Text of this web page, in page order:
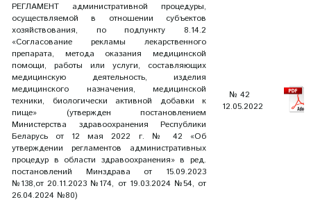
РЕГЛАМЕНТ административной процедуры,
осуществляемой в отношении субъектов
хозяйствования, по подпункту 8.14.2
«Согласование рекламы лекарственного
препарата, метода оказания медицинской
помощи, работы или услуги, составляющих
медицинскую деятельность, изделия
медицинского назначения, медицинской
техники, биологически активной добавки к
пище» (утвержден постановлением
Министерства здравоохранения Республики
Беларусь от 12 мая 2022 г. № 42 «Об
утверждении регламентов административных
процедур в области здравоохранения» в ред.
постановлений Минздрава от 15.09.2023
№138,от 20.11.2023 №174, от 19.03.2024 №54, от
26.04.2024 №80)
№ 42
12.05.2022